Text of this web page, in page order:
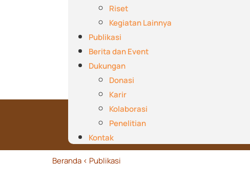
Riset
Kegiatan Lainnya
Publikasi
Berita dan Event
Dukungan
Donasi
Karir
Kolaborasi
Penelitian
Kontak
Beranda < Publikasi